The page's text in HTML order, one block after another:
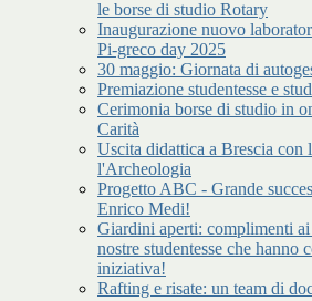
le borse di studio Rotary
Inaugurazione nuovo
Pi-greco day 2025
30 maggio: Giornata di
Premiazione studentesse e
Cerimonia borse di studio in
Carità
Uscita didattica a Brescia con
l'Archeologia
Progetto ABC - Grande
Enrico Medi!
Giardini aperti: complimenti
nostre studentesse che hanno
iniziativa!
Rafting e risate: un team di